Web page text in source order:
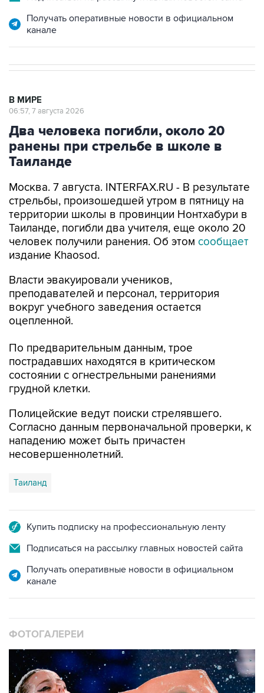
Два человека погибли, около 20
ранены при стрельбе в школе в
Таиланде
Москва. 7 августа. INTERFAX.RU - В результате
территории школы в провинции Нонтхабури в
Таиланде, погибли два учителя, еще около 20
человек получили ранения. Об этомсообщает
издание Khaosod.
Власти эвакуировали учеников,
вокруг учебного заведения остается
оцепленной.
По предварительным данным, трое
состоянии с огнестрельными ранениями
грудной клетки.
Полицейские ведут поиски стрелявшего.
нападению может быть причастен
несовершеннолетний.
Таиланд
Подписаться на рассылку главных новостей сайта
Получать оперативные новости в официальном